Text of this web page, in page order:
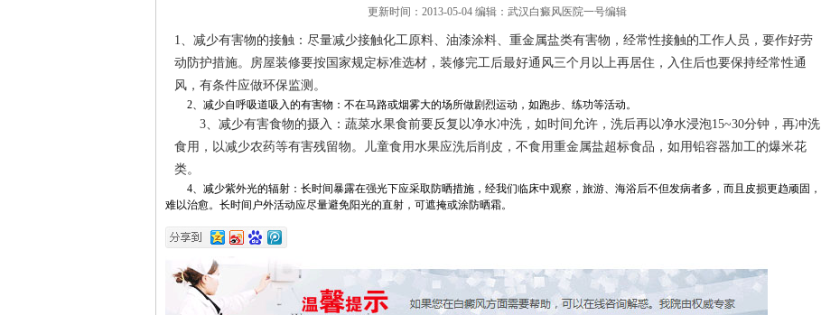
更新时间：2013-05-04 编辑：武汉白癜风医院一号编辑
1、减少有害物的接触：尽量减少接触化工原料、油漆涂料、重金属盐类有害物，经常性接触的工作人员，要作好劳
动防护措施。房屋装修要按国家规定标准选材，装修完工后最好通风三个月以上再居住，入住后也要保持经常性通
风，有条件应做环保监测。
2、减少自呼吸道吸入的有害物：不在马路或烟雾大的场所做剧烈运动，如跑步、练功等活动。
3、减少有害食物的摄入：蔬菜水果食前要反复以净水冲洗，如时间允许，洗后再以净水浸泡15~30分钟，再冲洗
食用，以减少农药等有害残留物。儿童食用水果应洗后削皮，不食用重金属盐超标食品，如用铅容器加工的爆米花
类。
4、减少紫外光的辐射：长时间暴露在强光下应采取防晒措施，经我们临床中观察，旅游、海浴后不但发病者多，而且皮损更趋顽固，
难以治愈。长时间户外活动应尽量避免阳光的直射，可遮掩或涂防晒霜。